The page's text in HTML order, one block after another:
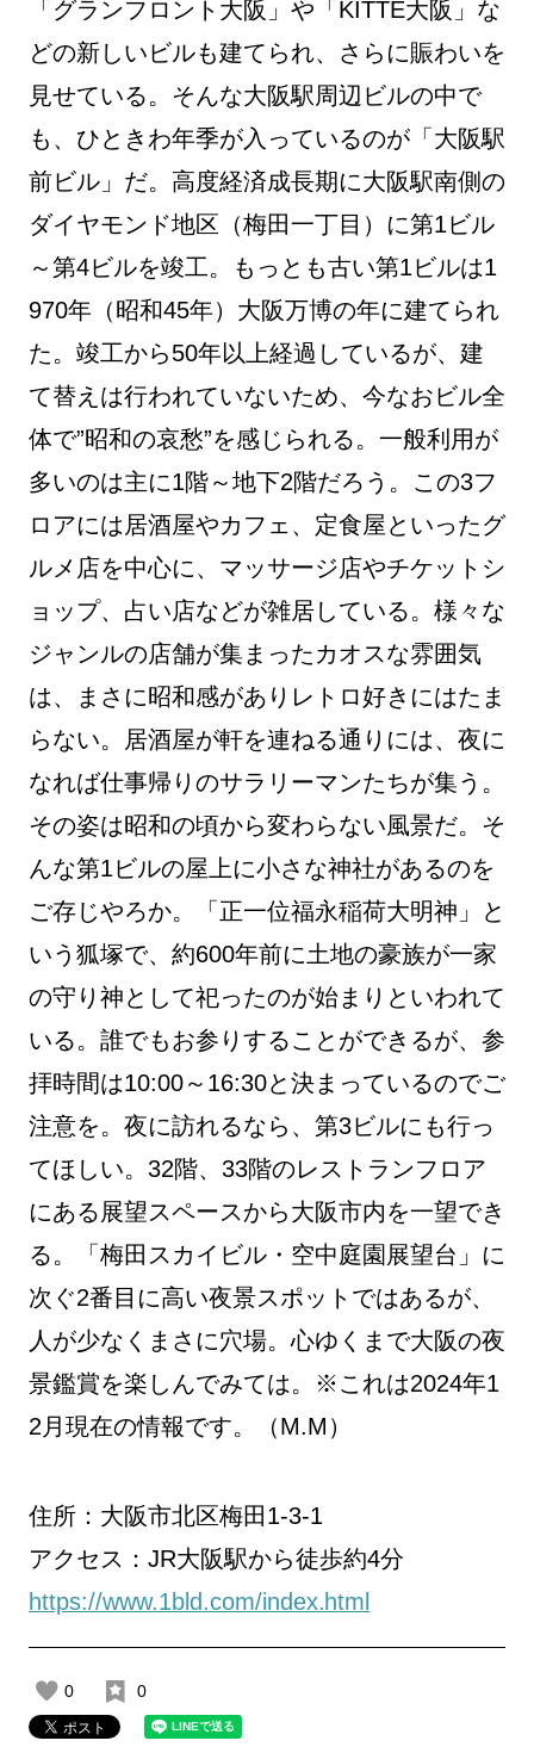
「グランフロント大阪」や「KITTE大阪」な
どの新しいビルも建てられ、さらに賑わいを
見せている。そんな大阪駅周辺ビルの中で
も、ひときわ年季が入っているのが「大阪駅
前ビル」だ。高度経済成長期に大阪駅南側の
ダイヤモンド地区（梅田一丁目）に第1ビル
～第4ビルを竣工。もっとも古い第1ビルは1
970年（昭和45年）大阪万博の年に建てられ
た。竣工から50年以上経過しているが、建
て替えは行われていないため、今なおビル全
体で”昭和の哀愁”を感じられる。一般利用が
多いのは主に1階～地下2階だろう。この3フ
ロアには居酒屋やカフェ、定食屋といったグ
ルメ店を中心に、マッサージ店やチケットシ
ョップ、占い店などが雑居している。様々な
ジャンルの店舗が集まったカオスな雰囲気
は、まさに昭和感がありレトロ好きにはたま
らない。居酒屋が軒を連ねる通りには、夜に
なれば仕事帰りのサラリーマンたちが集う。
その姿は昭和の頃から変わらない風景だ。そ
んな第1ビルの屋上に小さな神社があるのを
ご存じやろか。「正一位福永稲荷大明神」と
いう狐塚で、約600年前に土地の豪族が一家
の守り神として祀ったのが始まりといわれて
いる。誰でもお参りすることができるが、参
拝時間は10:00～16:30と決まっているのでご
注意を。夜に訪れるなら、第3ビルにも行っ
てほしい。32階、33階のレストランフロア
にある展望スペースから大阪市内を一望でき
る。「梅田スカイビル・空中庭園展望台」に
次ぐ2番目に高い夜景スポットではあるが、
人が少なくまさに穴場。心ゆくまで大阪の夜
景鑑賞を楽しんでみては。※これは2024年1
2月現在の情報です。（M.M）
住所：大阪市北区梅田1-3-1
アクセス：JR大阪駅から徒歩約4分
https://www.1bld.com/index.html
0 0